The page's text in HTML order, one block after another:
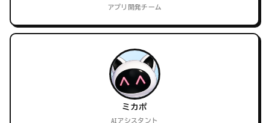
アプリ開発チーム
ミカポ
AIアシスタント